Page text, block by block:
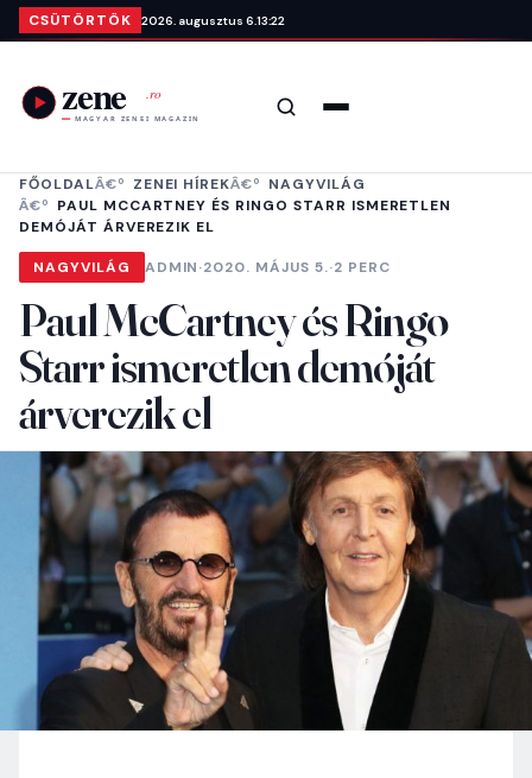
Ugrás a tartalomra
CSÜTÖRTÖK 2026. augusztus 6. 13:22
Keresés
FŐOLDAL ZENEI HÍREK
NAGYVILÁG
PAUL MCCARTNEY ÉS RINGO STARR ISMERETLEN
DEMÓJÁT ÁRVEREZIK EL
NAGYVILÁG ADMIN·2020. MÁJUS 5.·2 PERC
Paul McCartney és Ringo
Starr ismeretlen demóját
árverezik el